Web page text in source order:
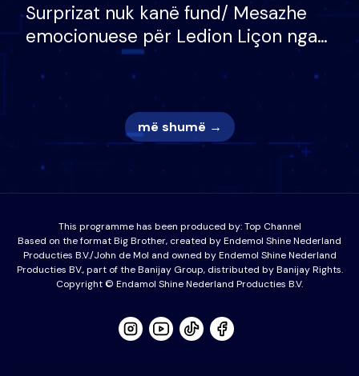
Surprizat nuk kanë fund/ Mesazhe
emocionuese për Ledion Liçon nga
nëna dhe fëmijët e tij, moderatori
nuk i mban dot lotët: Nuk meritoj…
më shumë →
This programme has been produced by:Top Channel
Based on the format Big Brother, created by Endemol Shine Nederland
Producties B.V./John de Mol and owned by Endemol Shine Nederland
Producties BV., part of the Banijay Group, distributed by Banijay Rights.
Copyright © Endamol Shine Nederland Producties B.V.